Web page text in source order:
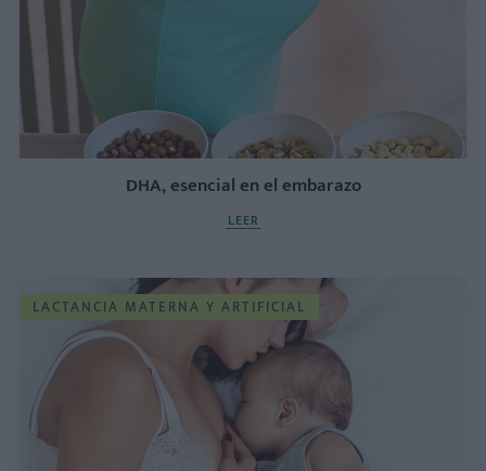
DHA, esencial en el embarazo
LEER
LACTANCIA MATERNA Y ARTIFICIAL